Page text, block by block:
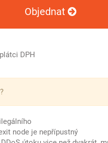
Objednat
DPH
node je nepřípustný